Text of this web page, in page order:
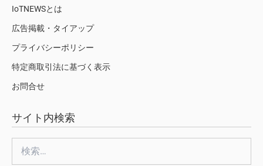
IoTNEWSとは
広告掲載・タイアップ
プライバシーポリシー
特定商取引法に基づく表示
お問合せ
サイト内検索
索: